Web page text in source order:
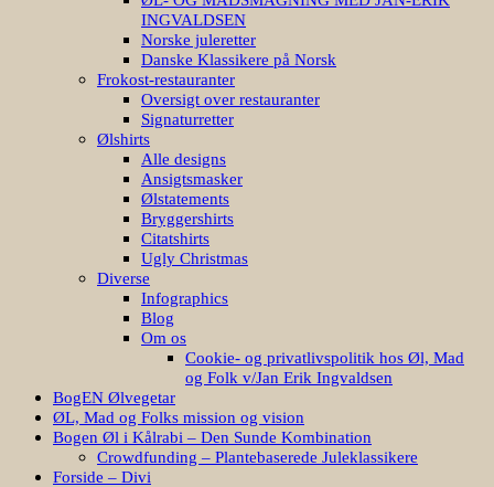
INGVALDSEN
Norske juleretter
Danske Klassikere på Norsk
Frokost-restauranter
Oversigt over restauranter
Signaturretter
Ølshirts
Alle designs
Ansigtsmasker
Ølstatements
Bryggershirts
Citatshirts
Ugly Christmas
Diverse
Infographics
Blog
Om os
Cookie- og privatlivspolitik hos Øl, Mad
og Folk v/Jan Erik Ingvaldsen
BogEN Ølvegetar
ØL, Mad og Folks mission og vision
Bogen Øl i Kålrabi – Den Sunde Kombination
Crowdfunding – Plantebaserede Juleklassikere
Forside – Divi